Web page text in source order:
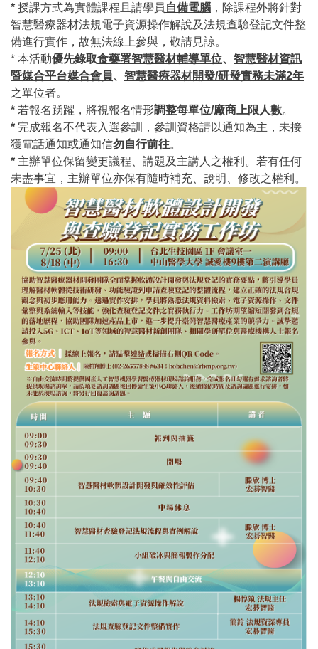
* 授課方式為實體課程且請學員 自備電腦 ，除課程外將針對
智慧醫療器材法規電子資源操作解說及法規查驗登記文件整
備進行實作，故無法線上參與，敬請見諒。
* 本活動優先錄取食藥署智慧醫材輔導單位、 智慧醫材資訊
暨媒合平台媒合會員、 智慧醫療器材開發/研發實務未滿2年
之單位者。
* 若報名踴躍，將視報名情形調整每單位/廠商上限人數。
* 完成報名不代表入選參訓，參訓資格請以通知為主，未接
獲電話通知或通知信勿自行前往。
* 主辦單位保留變更議程、講題及主講人之權利。若有任何
未盡事宜，主辦單位亦保有隨時補充、說明、修改之權利。